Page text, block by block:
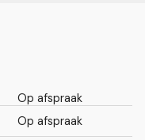
Op afspraak
Op afspraak